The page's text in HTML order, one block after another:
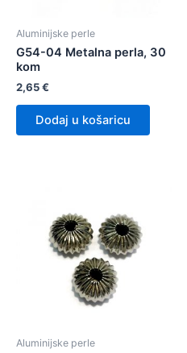
Aluminijske perle
G54-04 Metalna perla, 30
kom
2,65€
Dodaj u košaricu
Aluminijske perle